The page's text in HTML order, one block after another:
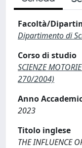
Facoltà/
Dipartimento di
Corso di studio
SCIENZE
270/2004)
Anno
2023
Titolo inglese
THE INFLUENCE